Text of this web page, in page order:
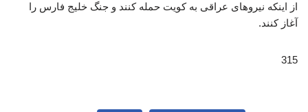
از اینکه نیروهای عراقی به کویت حمله کنند و جنگ خلیج فارس را
آغاز کنند.
315